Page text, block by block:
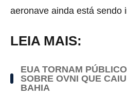
aeronave ainda está sendo
LEIA MAIS:
EUA TORNAM
SOBRE OVNI QUE
BAHIA